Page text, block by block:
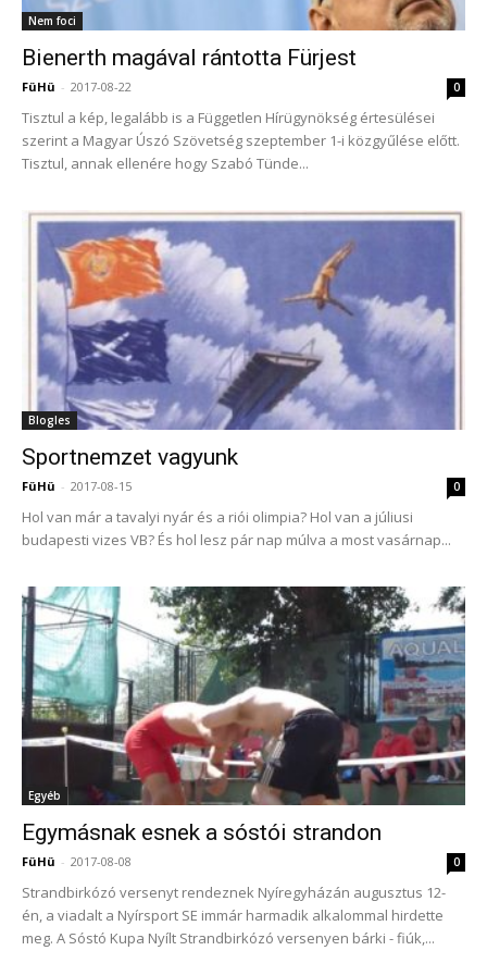
Nem foci
Bienerth magával rántotta Fürjest
FüHü - 2017-08-22 0
Tisztul a kép, legalább is a Független Hírügynökség értesülései
szerint a Magyar Úszó Szövetség szeptember 1-i közgyűlése előtt.
Tisztul, annak ellenére hogy Szabó Tünde...
Blogles
Sportnemzet vagyunk
FüHü - 2017-08-15 0
Hol van már a tavalyi nyár és a riói olimpia? Hol van a júliusi
budapesti vizes VB? És hol lesz pár nap múlva a most vasárnap...
Egyéb
Egymásnak esnek a sóstói strandon
FüHü - 2017-08-08 0
Strandbirkózó versenyt rendeznek Nyíregyházán augusztus 12-
én, a viadalt a Nyírsport SE immár harmadik alkalommal hirdette
meg. A Sóstó Kupa Nyílt Strandbirkózó versenyen bárki - fiúk,...